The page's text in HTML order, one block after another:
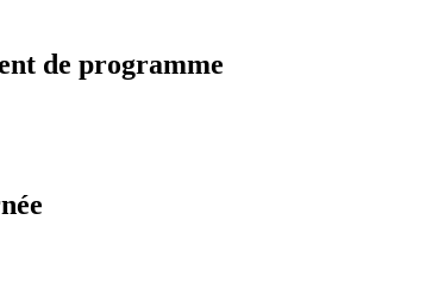
de programme